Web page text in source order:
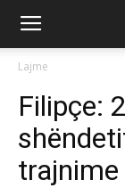
Lajme
Filipçe:
trajnime